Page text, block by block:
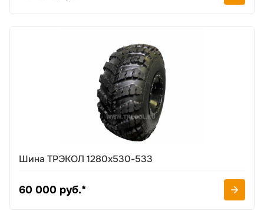
Шина ТРЭКОЛ 1280х530-533
60 000 руб.*